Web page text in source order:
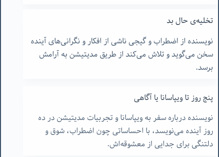
تخلیه‌ی حال بد
نویسنده از اضطراب و گیجی ناشی از افکار و نگرانی‌های آینده
سخن می‌گوید و تلاش می‌کند از طریق مدیتیشن به آرامش
برسد.
پنج روز تا ویپاسانا یا آگاهی
نویسنده درباره سفر به ویپاسانا و تجربیات مدیتیشن در ده
روز آینده می‌نویسد، با احساساتی چون اضطراب، شوق و
دلتنگی برای جدایی از معشوقه‌اش.